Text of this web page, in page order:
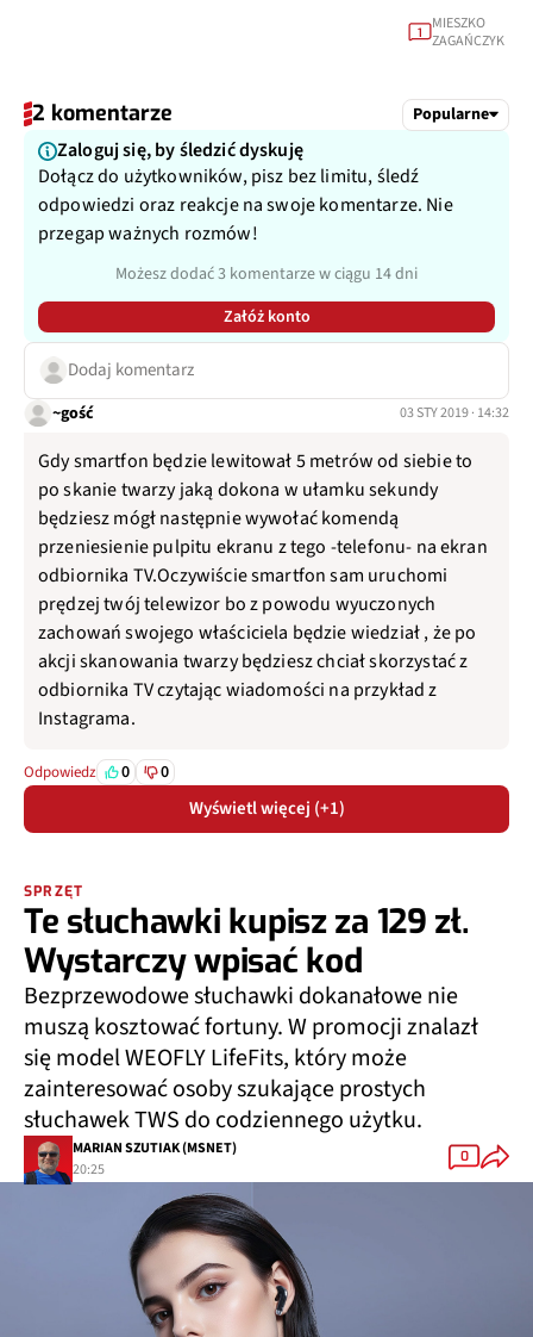
1
MIESZKO
ZAGAŃCZYK
2 komentarze Popularne
Zaloguj się, by śledzić dyskuję
Dołącz do użytkowników, pisz bez limitu, śledź
odpowiedzi oraz reakcje na swoje komentarze. Nie
przegap ważnych rozmów!
Możesz dodać 3 komentarze w ciągu 14 dni
Załóż konto
Dodaj komentarz
~gość 03 STY 2019 · 14:32
Gdy smartfon będzie lewitował 5 metrów od siebie to
po skanie twarzy jaką dokona w ułamku sekundy
będziesz mógł następnie wywołać komendą
przeniesienie pulpitu ekranu z tego -telefonu- na ekran
odbiornika TV.Oczywiście smartfon sam uruchomi
prędzej twój telewizor bo z powodu wyuczonych
zachowań swojego właściciela będzie wiedział , że po
akcji skanowania twarzy będziesz chciał skorzystać z
odbiornika TV czytając wiadomości na przykład z
Instagrama.
Odpowiedz 0 0
Wyświetl więcej (+1)
SPRZĘT
Te słuchawki kupisz za 129 zł.
Wystarczy wpisać kod
Bezprzewodowe słuchawki dokanałowe nie
muszą kosztować fortuny. W promocji znalazł
się model WEOFLY LifeFits, który może
zainteresować osoby szukające prostych
słuchawek TWS do codziennego użytku.
MARIAN SZUTIAK (MSNET)
20:25
0